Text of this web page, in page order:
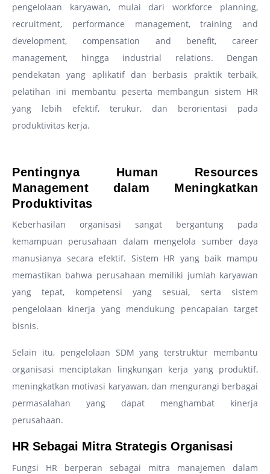
pengelolaan karyawan, mulai dari workforce planning,
recruitment, performance management, training and
development, compensation and benefit, career
management, hingga industrial relations. Dengan
pendekatan yang aplikatif dan berbasis praktik terbaik,
pelatihan ini membantu peserta membangun sistem HR
yang lebih efektif, terukur, dan berorientasi pada
produktivitas kerja.
Pentingnya Human Resources
Management dalam Meningkatkan
Produktivitas
Keberhasilan organisasi sangat bergantung pada
kemampuan perusahaan dalam mengelola sumber daya
manusianya secara efektif. Sistem HR yang baik mampu
memastikan bahwa perusahaan memiliki jumlah karyawan
yang tepat, kompetensi yang sesuai, serta sistem
pengelolaan kinerja yang mendukung pencapaian target
bisnis.
Selain itu, pengelolaan SDM yang terstruktur membantu
organisasi menciptakan lingkungan kerja yang produktif,
meningkatkan motivasi karyawan, dan mengurangi berbagai
permasalahan yang dapat menghambat kinerja
perusahaan.
HR Sebagai Mitra Strategis Organisasi
Fungsi HR berperan sebagai mitra manajemen dalam